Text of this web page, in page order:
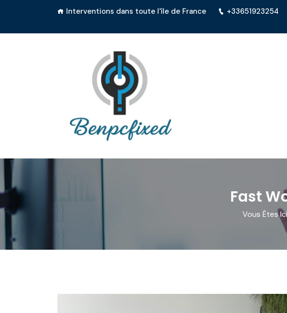
Interventions dans toute l'île de France +33651923254
Fast
Vous Êtes Ici